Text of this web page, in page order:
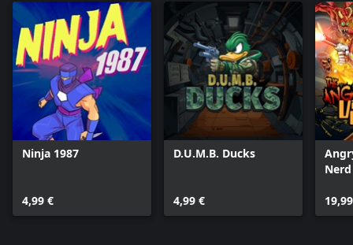
Ninja 1987
4,99 €
D.U.M.B. Ducks
4,99 €